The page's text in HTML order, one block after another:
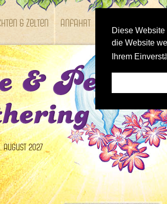
Diese
die Website
Ihrem
& Zelten Anfahrt Bilder
2027